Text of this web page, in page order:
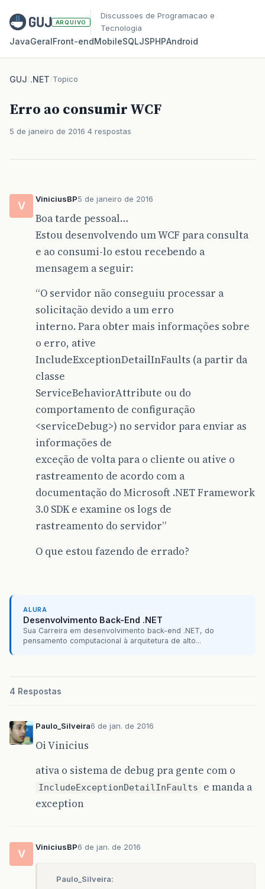
ARQUIVO
Discussoes de Programacao e
Tecnologia
JavaGeralFront‑endMobileSQLJSPHPAndroid
GUJ/.NET/Topico
Erro ao consumir WCF
5 de janeiro de 2016 4 respostas
V
ViniciusBP5 de janeiro de 2016
Boa tarde pessoal…
Estou desenvolvendo um WCF para consulta
e ao consumi-lo estou recebendo a
mensagem a seguir:
“O servidor não conseguiu processar a
solicitação devido a um erro
interno. Para obter mais informações sobre
o erro, ative
IncludeExceptionDetailInFaults (a partir da
classe
ServiceBehaviorAttribute ou do
comportamento de configuração
<serviceDebug>) no servidor para enviar as
informações de
exceção de volta para o cliente ou ative o
rastreamento de acordo com a
documentação do Microsoft .NET Framework
3.0 SDK e examine os logs de
rastreamento do servidor”
O que estou fazendo de errado?
ALURA
Desenvolvimento Back-End .NET
Sua Carreira em desenvolvimento back-end .NET, do
pensamento computacional à arquitetura de alto...
4 Respostas
Paulo_Silveira6 de jan. de 2016
Oi Vinicius
ativa o sistema de debug pra gente com o
IncludeExceptionDetailInFaults
e manda a
exception
V
ViniciusBP6 de jan. de 2016
Paulo_Silveira: